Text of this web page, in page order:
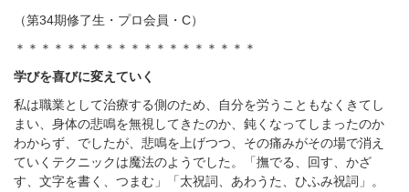
（第34期修了生・プロ会員・C）
＊＊＊＊＊＊＊＊＊＊＊＊＊＊＊＊＊＊＊
学びを喜びに変えていく
私は職業として治療する側のため、自分を労うこともなくきてし
まい、身体の悲鳴を無視してきたのか、鈍くなってしまったのか
わからず、でしたが、悲鳴を上げつつ、その痛みがその場で消え
ていくテクニックは魔法のようでした。「撫でる、回す、かざ
す、文字を書く、つまむ」「太祝詞、あわうた、ひふみ祝詞」。